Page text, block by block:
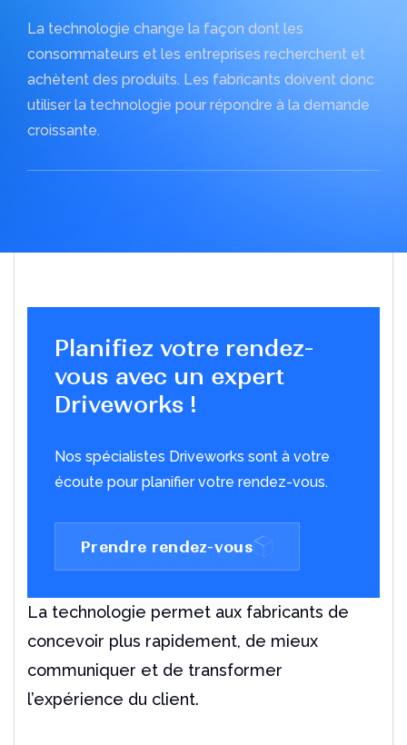
Présentiel | Distanciel
Swood
Présentiel | Distanciel
Comment installer Abaqus ?
Le logiciel Abaqus est un outil d’analyse par éléments
finis
Lire l'article
Cloud
Découvrez comment les PME adoptent de plus en
des plates-formes Cloud
La technologie change la façon dont les
consommateurs et les entreprises recherchent et
achètent des produits. Les fabricants doivent donc
utiliser la technologie pour répondre à la demande
croissante.
La technologie permet aux fabricants de
concevoir plus rapidement, de mieux
communiquer et de transformer
l’expérience du client.
Planifiez votre rendez-
vous avec un expert
Driveworks !
Nos spécialistes Driveworks sont à votre
écoute pour planifier votre rendez-vous.
Prendre rendez-vous